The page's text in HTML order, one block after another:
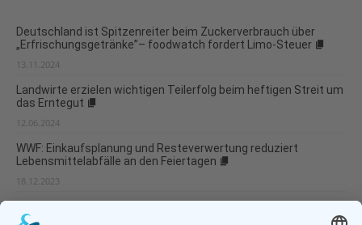
Deutschland ist Spitzenreiter beim Zuckerverbrauch über
„Erfrischungsgetränke”– foodwatch fordert Limo-Steuer
13.11.2024
Landwirte erzielen wichtigen Teilerfolg beim heftigen Streit um
das Erntegut
12.06.2024
WWF: Einkaufsplanung und Resteverwertung reduziert
Lebensmittelabfälle an den Feiertagen
18.12.2023